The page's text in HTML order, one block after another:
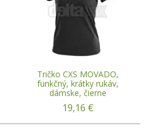
Tričko CXS MOVADO,
funkčný, krátky rukáv,
dámske, čierne
19,16 €